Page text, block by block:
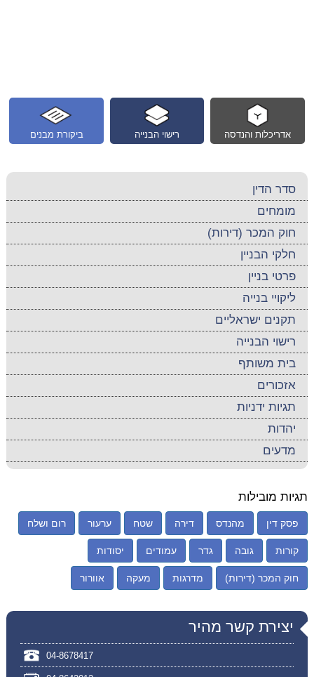
ביקורת מבנים רישוי הבנייה אדריכלות והנדסה
סדר הדין
מומחים
חוק המכר (דירות)
חלקי הבניין
פרטי בניין
ליקויי בנייה
תקנים ישראליים
רישוי הבנייה
בית משותף
אזכורים
תגיות ידניות
יהדות
מדעים
תגיות מובילות
פסק דין מהנדס דירה שטח ערעור רום ושלח
קורות גובה גדר עמודים יסודות
חוק המכר (דירות) מדרגות מעקה אוורור
יצירת קשר מהיר
04-8678417